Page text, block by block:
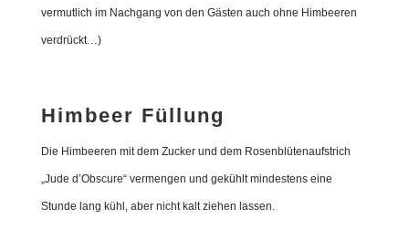
vermutlich im Nachgang von den Gästen auch ohne Himbeeren
verdrückt…)
Himbeer Füllung
Die Himbeeren mit dem Zucker und dem Rosenblütenaufstrich
„Jude d’Obscure“ vermengen und gekühlt mindestens eine
Stunde lang kühl, aber nicht kalt ziehen lassen.